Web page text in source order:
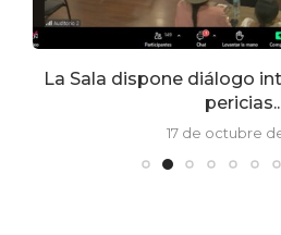
La Sala dispone diálogo
17 de octubre